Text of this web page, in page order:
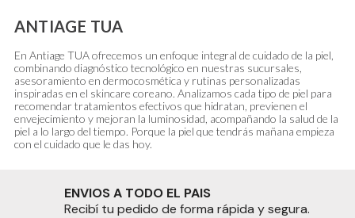
ANTIAGE TUA
En Antiage TUA ofrecemos un enfoque integral de cuidado de la piel,
combinando diagnóstico tecnológico en nuestras sucursales,
asesoramiento en dermocosmética y rutinas personalizadas
inspiradas en el skincare coreano. Analizamos cada tipo de piel para
recomendar tratamientos efectivos que hidratan, previenen el
envejecimiento y mejoran la luminosidad, acompañando la salud de la
piel a lo largo del tiempo. Porque la piel que tendrás mañana empieza
con el cuidado que le das hoy.
ENVIOS A TODO EL PAIS
Recibí tu pedido de forma rápida y segura.